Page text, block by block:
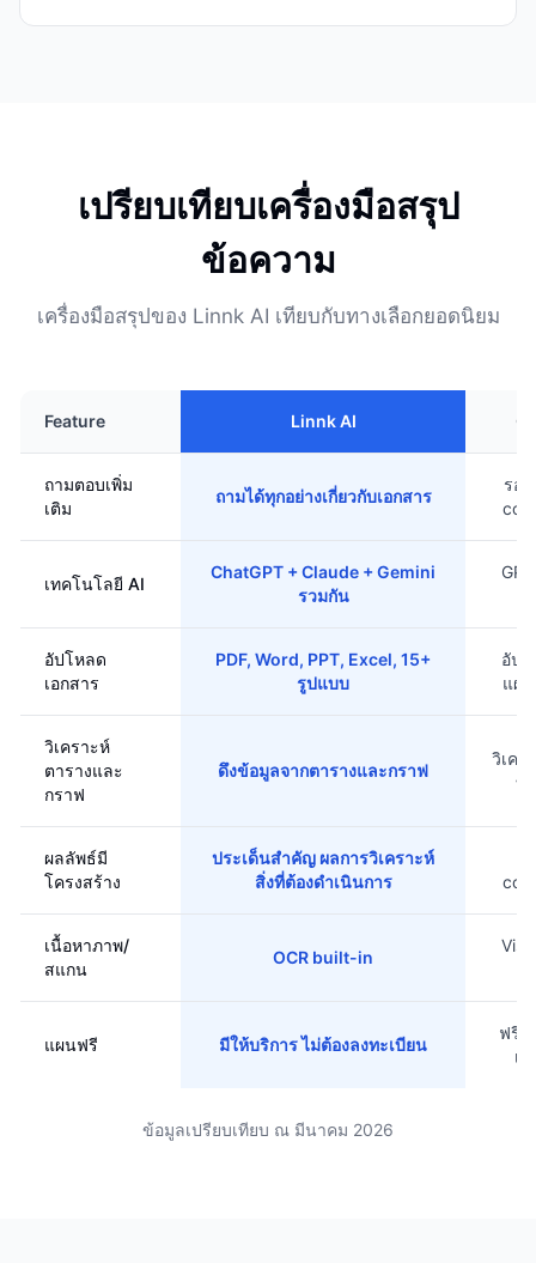
เปรียบเทียบเครื่องมือสรุป
ข้อความ
เครื่องมือสรุปของ Linnk AI เทียบกับทางเลือกยอดนิยม
Feature Linnk AI
ถามตอบเพิ่ม
เติม
ถามได้ทุกอย่างเกี่ยวกับเอกสาร
รอ
เทคโนโลยี AI
ChatGPT + Claude + Gemini
รวมกัน
อัปโหลด
เอกสาร
PDF, Word, PPT, Excel, 15+
รูปแบบ
อัป
แผ
วิเคราะห์
ตารางและ
กราฟ
ดึงข้อมูลจากตารางและกราฟ
วิเคร
ที่
ผลลัพธ์มี
โครงสร้าง
ประเด็นสำคัญ ผลการวิเคราะห์
สิ่งที่ต้องดำเนินการ
เนื้อหาภาพ/
สแกน
OCR built-in
แผนฟรี มีให้บริการ ไม่ต้องลงทะเบียน
ฟรีจ
เ
ข้อมูลเปรียบเทียบ ณ มีนาคม 2026